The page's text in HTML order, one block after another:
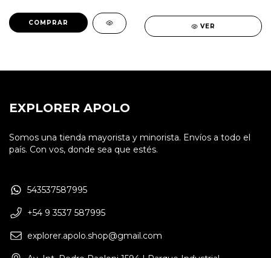
VER
EXPLORER APOLO
Somos una tienda mayorista y minorista. Envíos a todo el
país. Con vos, donde sea que estés.
543537587995
+54 9 3537 587995
explorer.apolo.shop@gmail.com